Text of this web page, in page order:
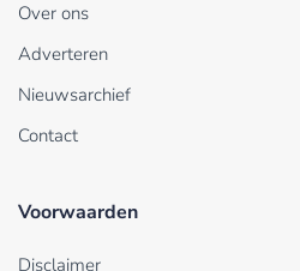
Over ons
Adverteren
Nieuwsarchief
Contact
Voorwaarden
Disclaimer